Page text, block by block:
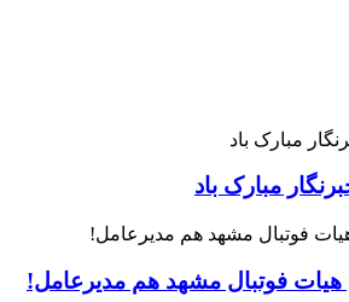
مبارک باد
فوتبال مشهد هم مدیرعامل!